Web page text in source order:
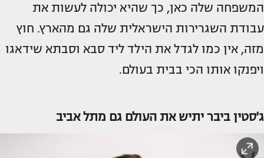
המשפחה שלה כאן, כך שהיא יכולה לעשות את
עבודת השגרירות הישראלית שלה גם מהארץ. חוץ
מזה, אין כמו לגדל את הילד ליד סבא וסבתא שידאגו
ויפנקו אותו הכי בבית בעולם.
ג'סטין ביבר יתיש את העולם גם מתל אביב